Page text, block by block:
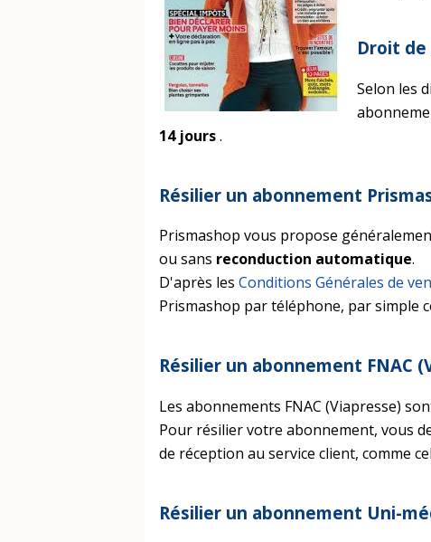
Droit
Selon les
14 jours.
Résilier un abonnement
Prismashop vous propose
ou sans reconduction automatique.
D'après les Conditions Générales de
Prismashop par téléphone, par simple
Résilier un abonnement FNAC
Les abonnements FNAC (Viapresse)
Pour résilier votre abonnement, vous
de réception au service client, comme
Résilier un abonnement Uni-